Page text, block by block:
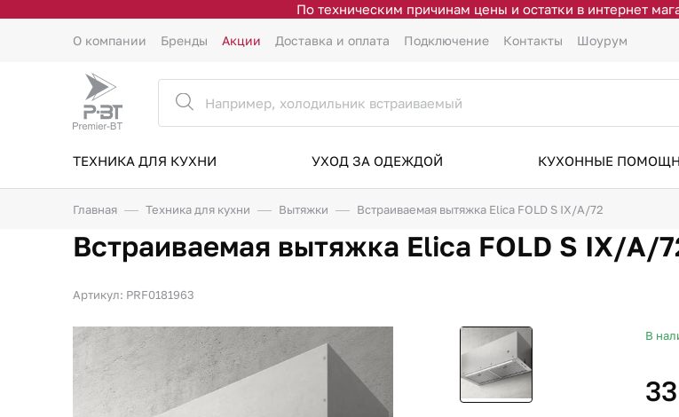
По техническим причинам цены и остатки в интернет
О компании Бренды Акции Доставка и оплата Подключение Контакты Шоурум
ТЕХНИКА ДЛЯ КУХНИ УХОД ЗА ОДЕЖДОЙ КУХОННЫЕ
Главная Техника для кухни Вытяжки Встраиваемая вытяжка Elica FOLD S IX/A/72
Встраиваемая вытяжка Elica FOLD S IX/A/
Артикул: PRF0181963
В